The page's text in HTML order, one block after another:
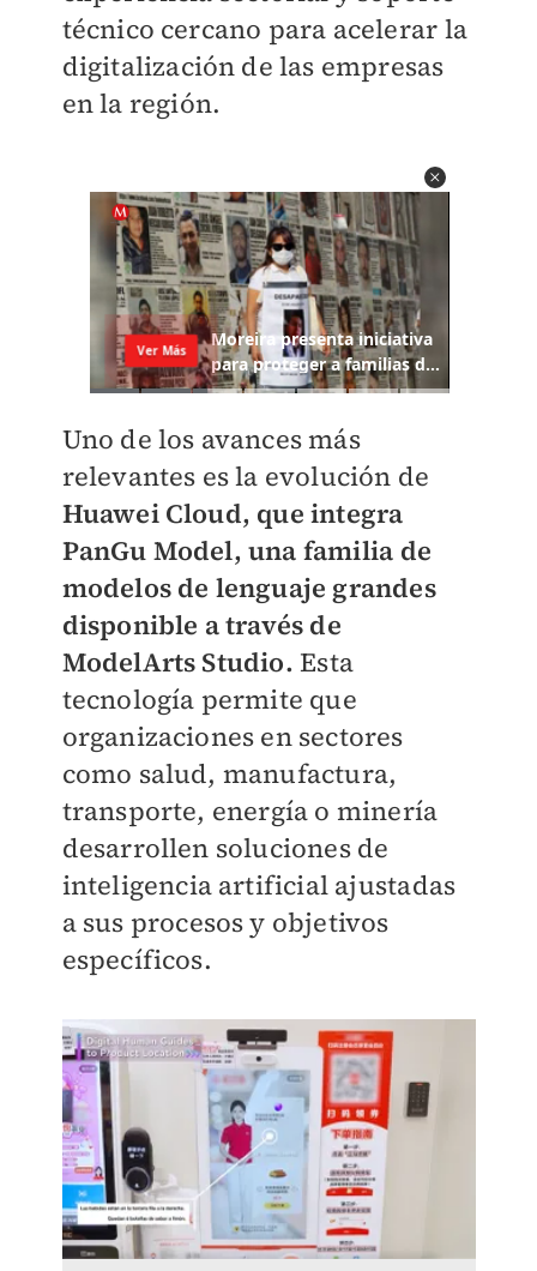
técnico cercano para acelerar la
digitalización de las empresas
en la región.
Uno de los avances más
relevantes es la evolución de
Huawei Cloud, que integra
PanGu Model, una familia de
modelos de lenguaje grandes
disponible a través de
ModelArts Studio. Esta
tecnología permite que
organizaciones en sectores
como salud, manufactura,
transporte, energía o minería
desarrollen soluciones de
inteligencia artificial ajustadas
a sus procesos y objetivos
específicos.